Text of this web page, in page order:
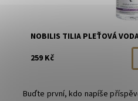
NOBILIS TILIA PLEŤOVÁ
259 Kč
Buďte první, kdo napíše